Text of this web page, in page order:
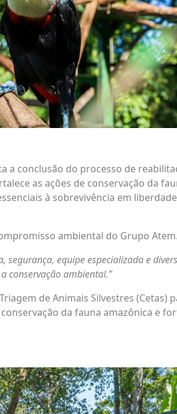
conclusão do processo de
as ações de conservação da
à sobrevivência em
ambiental do Grupo Atem.
equipe especializada e
conservação ambiental.”
de Animais Silvestres (Cetas)
da fauna amazônica e